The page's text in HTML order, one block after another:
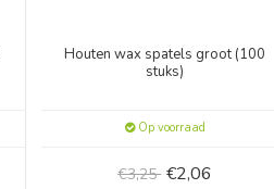
Houten wax spatels groot (100
stuks)
Op voorraad
€3,25 €2,06